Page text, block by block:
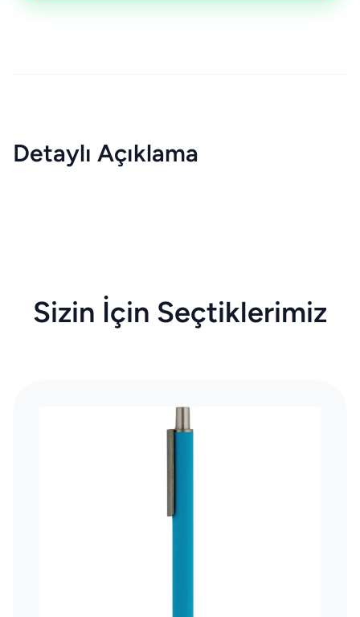
Detaylı Açıklama
Sizin İçin Seçtiklerimiz